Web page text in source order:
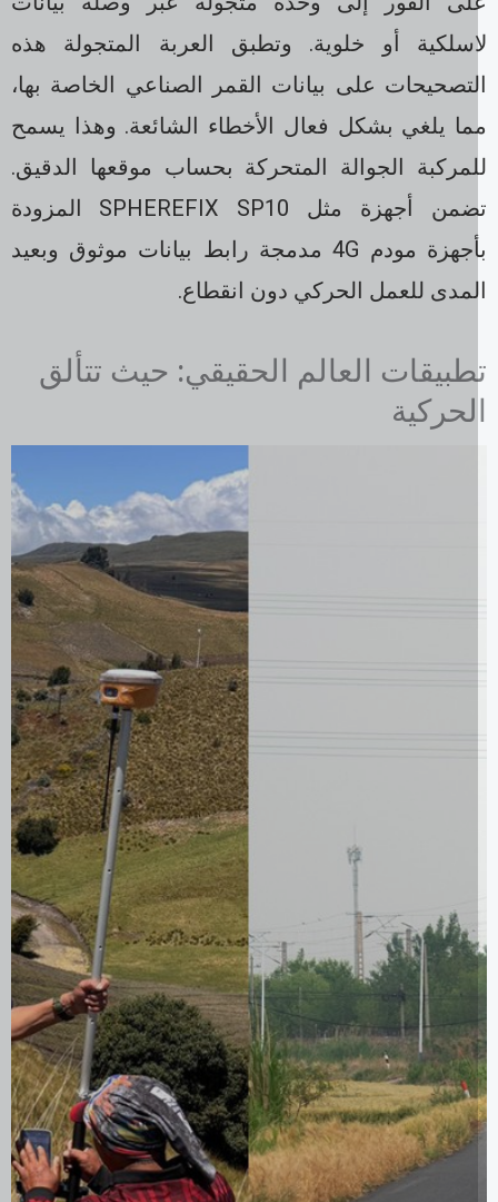
أو خلوية. وتطبق العربة المتجولة هذه
على بيانات القمر الصناعي الخاصة بها،
يلغي بشكل فعال الأخطاء الشائعة. وهذا يسمح
الجوالة المتحركة بحساب موقعها الدقيق.
تضمن أجهزة مثل SPHEREFIX SP10 المزودة
بأجهزة مودم 4G مدمجة رابط بيانات موثوق وبعيد
للعمل الحركي دون انقطاع.
العالم الحقيقي: حيث تتألق